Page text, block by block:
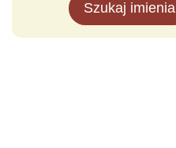
Szukaj imienia